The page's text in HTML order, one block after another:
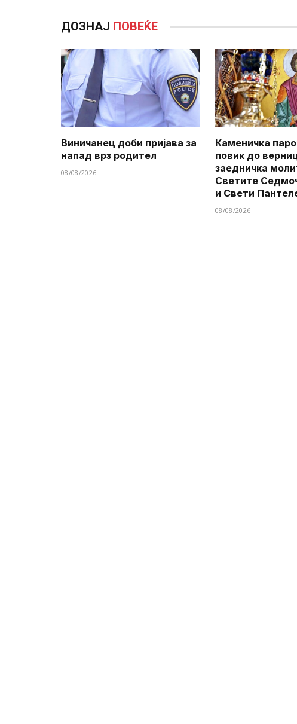
ДОЗНАЈ ПОВЕЌЕ
Виничанец доби пријава за
напад врз родител
08/08/2026
Каменичка
повик до
заедничка
Светите
и Свети
08/08/2026